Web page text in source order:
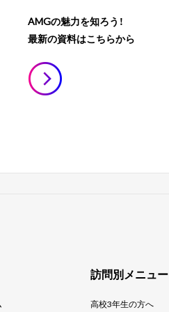
AMGの魅力を知ろう！
最新の資料はこちらから
訪問別メニュー
高校3年生の方へ